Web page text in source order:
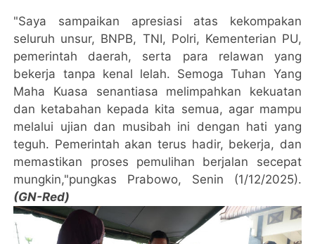
"Saya sampaikan apresiasi atas kekompakan
seluruh unsur, BNPB, TNI, Polri, Kementerian PU,
pemerintah daerah, serta para relawan yang
bekerja tanpa kenal lelah. Semoga Tuhan Yang
Maha Kuasa senantiasa melimpahkan kekuatan
dan ketabahan kepada kita semua, agar mampu
melalui ujian dan musibah ini dengan hati yang
teguh. Pemerintah akan terus hadir, bekerja, dan
memastikan proses pemulihan berjalan secepat
mungkin,"pungkas Prabowo, Senin (1/12/2025).
(GN-Red)